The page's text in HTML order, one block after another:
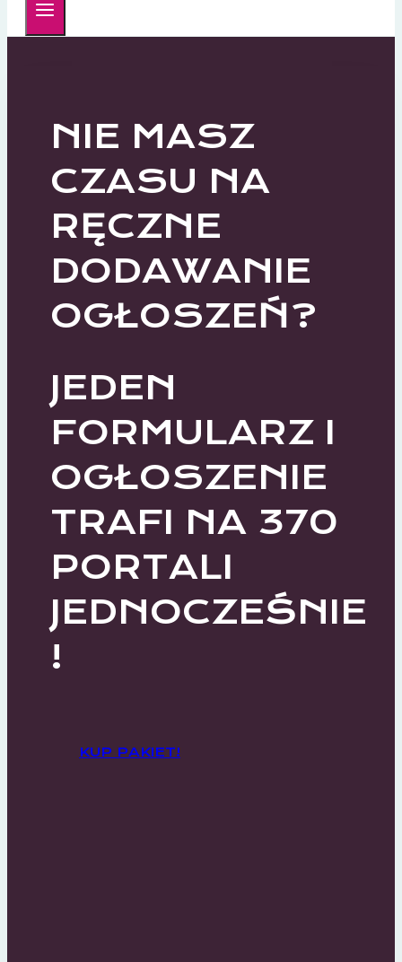
NIE MASZ
CZASU NA
RĘCZNE
DODAWANIE
OGŁOSZEŃ?
JEDEN
FORMULARZ I
OGŁOSZENIE
TRAFI NA 370
PORTALI
JEDNOCZEŚNIE
!
KUP PAKIET!